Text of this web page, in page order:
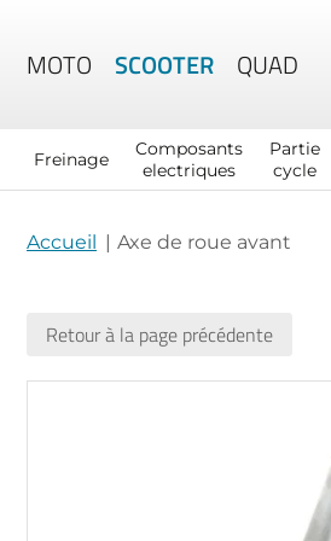
MOTO SCOOTER QUAD
Freinage
Composants
electriques
Partie
cycle
Accueil Axe de roue avant
Retour à la page précédente